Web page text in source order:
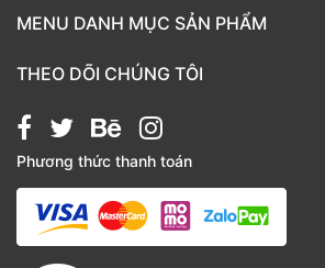
TRÁI CÂY NHẬP KHẨU BUBU FRESH
MENU DANH MỤC SẢN PHẨM
Bánh kẹo
Giỏ quà tặng
Hạt chia
Hạt dẻ cười
Hạt hạnh nhân
THEO DÕI CHÚNG TÔI
Phương thức thanh toán